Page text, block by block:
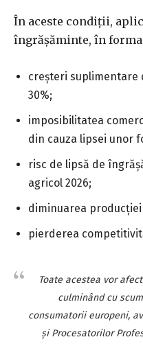
În aceste condiţii,
îngrăşăminte, în
creşteri suplimentare
30%;
imposibilitatea
din cauza lipsei unor
risc de lipsă de
agricol 2026;
diminuarea
pierderea
Toate acestea vor
culminând cu
consumatorii europeni,
şi Procesatorilor